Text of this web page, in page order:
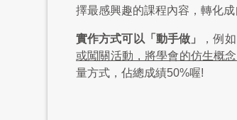
擇最感興趣的課程內容，轉化
實作方式可以「動手做」 ，例
或闖關活動，將學會的仿生概
量方式，佔總成績50%喔!